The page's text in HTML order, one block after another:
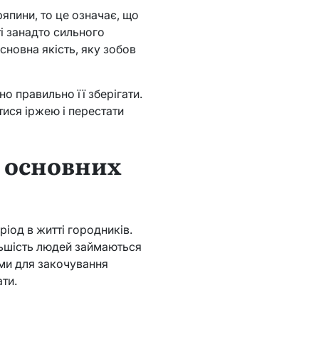
то це означає, що
занадто сильного
якість, яку зобов
правильно її зберігати.
іржею і перестати
в житті городників.
людей займаються
для закочування